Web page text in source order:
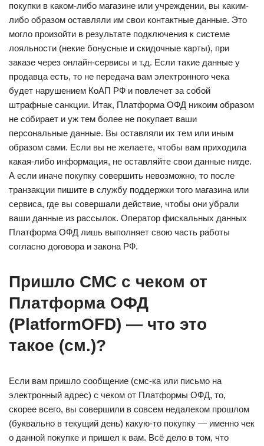
покупки в каком-либо магазине или учреждении, вы каким-
либо образом оставляли им свои контактные данные. Это
могло произойти в результате подключения к системе
лояльности (некие бонусные и скидочные карты), при
заказе через онлайн-сервисы и т.д. Если такие данные у
продавца есть, то не передача вам электронного чека
будет нарушением КоАП РФ и повлечет за собой
штрафные санкции. Итак, Платформа ОФД никоим образом
не собирает и уж тем более не покупает ваши
персональные данные. Вы оставляли их тем или иным
образом сами. Если вы не желаете, чтобы вам приходила
какая-либо информация, не оставляйте свои данные нигде.
А если иначе покупку совершить невозможно, то после
транзакции пишите в службу поддержки того магазина или
сервиса, где вы совершали действие, чтобы они убрали
ваши данные из рассылок. Оператор фискальных данных
Платформа ОФД лишь выполняет свою часть работы
согласно договора и закона РФ.
Пришло СМС с чеком от
Платформа ОФД
(PlatformOFD) — что это
такое (см.)?
Если вам пришло сообщение (смс-ка или письмо на
электронный адрес) с чеком от Платформы ОФД, то,
скорее всего, вы совершили в совсем недалеком прошлом
(буквально в текущий день) какую-то покупку — именно чек
о данной покупке и пришел к вам. Всё дело в том, что